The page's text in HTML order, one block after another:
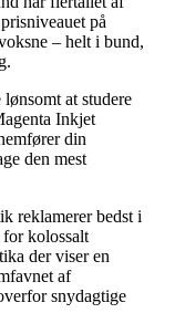
på
– helt i bund,
at studere
Inkjet
din
den mest
reklamerer bedst i
for kolossalt
der viser en
af
snydagtige